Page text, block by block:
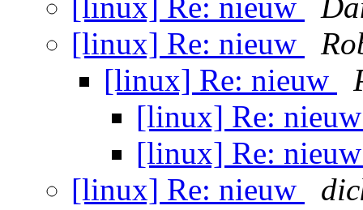
[linux] Re: nieuw
[linux] Re: nieuw
[linux] Re: nieuw
[linux] Re:
[linux] Re:
[linux] Re: nieuw